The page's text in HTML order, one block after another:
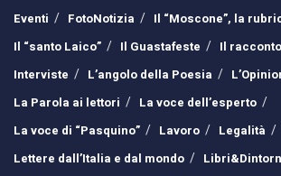
Eventi
FotoNotizia
Il “Moscone”, la
Il “santo Laico”
Il Guastafeste
Il
Interviste
L’angolo della Poesia
La Parola ai lettori
La voce dell’esperto
La voce di “Pasquino”
Lavoro
Legalità
Lettere dall’Italia e dal mondo